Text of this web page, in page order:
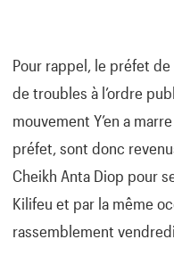
Pour rappel, le préfet
de troubles à l’ordre
mouvement Y’en a
préfet, sont donc
Cheikh Anta Diop pour
Kilifeu et par la même
rassemblement